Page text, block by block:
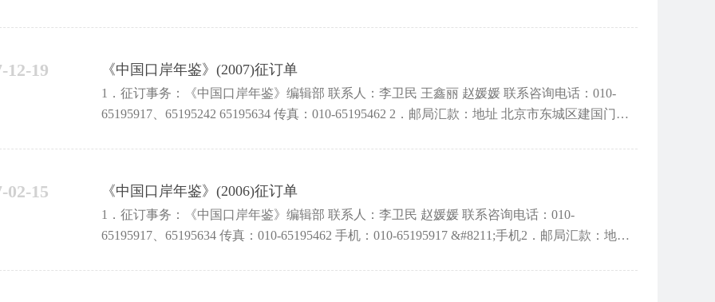
12-19 《中国口岸年鉴》(2007)征订单
1．征订事务：《中国口岸年鉴》编辑部 联系人：李卫民 王鑫丽 赵媛媛 联系咨询电话：010-
65195917、65195242 65195634 传真：010-65195462 2．邮局汇款：地址 北京市东城区建国门内
02-15 《中国口岸年鉴》(2006)征订单
1．征订事务：《中国口岸年鉴》编辑部 联系人：李卫民 赵媛媛 联系咨询电话：010-
65195917、65195634 传真：010-65195462 手机：010-65195917 &#8211;手机2．邮局汇款：地址